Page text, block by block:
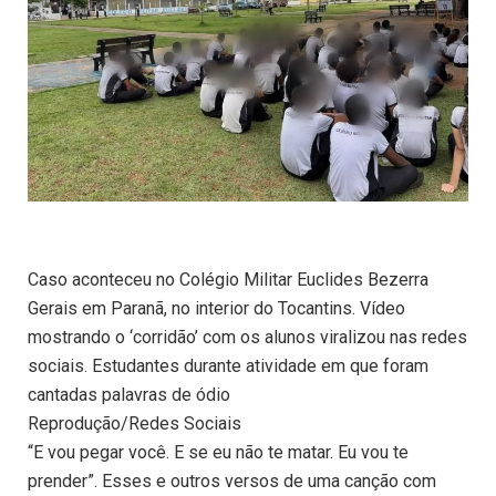
Caso aconteceu no Colégio Militar Euclides Bezerra
Gerais em Paranã, no interior do Tocantins. Vídeo
mostrando o ‘corridão’ com os alunos viralizou nas redes
sociais. Estudantes durante atividade em que foram
cantadas palavras de ódio
Reprodução/Redes Sociais
“E vou pegar você. E se eu não te matar. Eu vou te
prender”. Esses e outros versos de uma canção com